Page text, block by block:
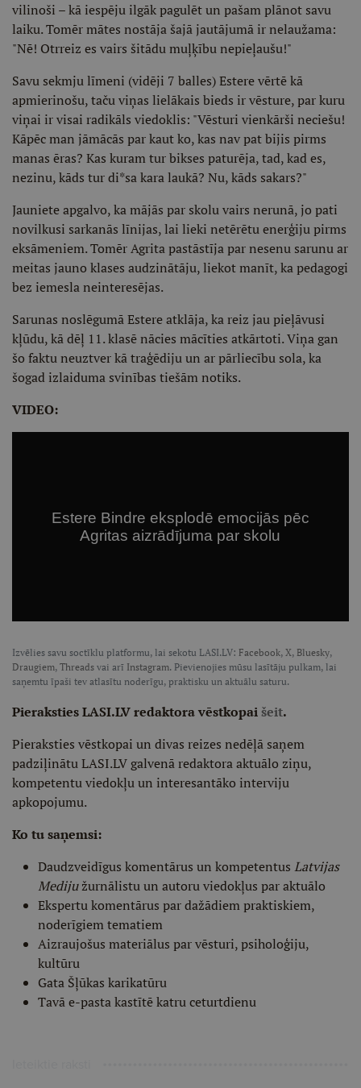
vilinoši – kā iespēju ilgāk pagulēt un pašam plānot savu
laiku. Tomēr mātes nostāja šajā jautājumā ir nelaužama:
"Nē! Otrreiz es vairs šitādu muļķību nepieļaušu!"
Savu sekmju līmeni (vidēji 7 balles) Estere vērtē kā
apmierinošu, taču viņas lielākais bieds ir vēsture, par kuru
viņai ir visai radikāls viedoklis: "Vēsturi vienkārši neciešu!
Kāpēc man jāmācās par kaut ko, kas nav pat bijis pirms
manas ēras? Kas kuram tur bikses paturēja, tad, kad es,
nezinu, kāds tur di*sa kara laukā? Nu, kāds sakars?"
Jauniete apgalvo, ka mājās par skolu vairs nerunā, jo pati
novilkusi sarkanās līnijas, lai lieki netērētu enerģiju pirms
eksāmeniem. Tomēr Agrita pastāstīja par nesenu sarunu ar
meitas jauno klases audzinātāju, liekot manīt, ka pedagogi
bez iemesla neinteresējas.
Sarunas noslēgumā Estere atklāja, ka reiz jau pieļāvusi
kļūdu, kā dēļ 11. klasē nācies mācīties atkārtoti. Viņa gan
šo faktu neuztver kā traģēdiju un ar pārliecību sola, ka
šogad izlaiduma svinības tiešām notiks.
VIDEO:
Izvēlies savu soctīklu platformu, lai sekotu LASI.LV: Facebook, X, Bluesky,
Draugiem, Threads vai arī Instagram. Pievienojies mūsu lasītāju pulkam, lai
saņemtu īpaši tev atlasītu noderīgu, praktisku un aktuālu saturu.
Pieraksties LASI.LV redaktora vēstkopaišeit.
Pieraksties vēstkopai un divas reizes nedēļā saņem
padziļinātu LASI.LV galvenā redaktora aktuālo ziņu,
kompetentu viedokļu un interesantāko interviju
apkopojumu.
Ko tu saņemsi:
Daudzveidīgus komentārus un kompetentus Latvijas
Medijužurnālistu un autoru viedokļus par aktuālo
Ekspertu komentārus par dažādiem praktiskiem,
noderīgiem tematiem
Aizraujošus materiālus par vēsturi, psiholoģiju,
kultūru
Gata Šļūkas karikatūru
Tavā e-pasta kastītē katru ceturtdienu